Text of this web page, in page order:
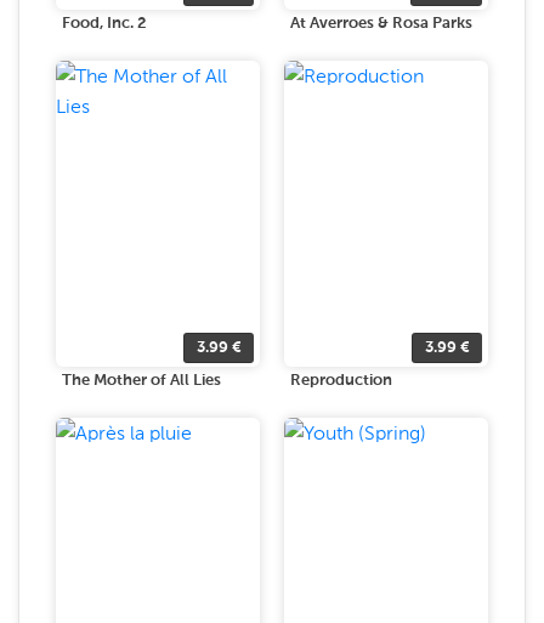
Food, Inc. 2 At Averroes & Rosa Parks
3.99 €
The Mother of All Lies
3.99 €
Reproduction